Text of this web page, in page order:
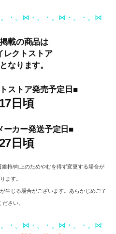
・。⋈・。・。⋈・。・。⋈
載の商品は
レクトストア
なります。
ストア発売予定日■
日頃
ーカー発送予定日■
日頃
持/向上のためやむを得ず変更する場合が
ます。
生じる場合がございます。あらかじめご了
ださい。
・。⋈・。・。⋈・。・。⋈